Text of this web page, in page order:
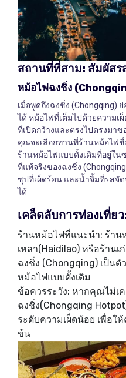
สถานที่ที่สาม: สัมผัสร
หม้อไฟฉงชิ่ง
เมื่อพูดถึงฉงชิ่ง (Chongqing)
ได้ หม้อไฟที่เต็มไปด้วยความ
ที่เปิดกว้างและตรงไปตรงมาข
คุณจะเลือกทานที่ร้านหม้อไฟชื่
ร้านหม้อไฟแบบดั้งเดิมที่อยู่ใ
ที่แท้จริงของฉงชิ่ง
ซุปที่เผ็ดร้อน และน้ำจิ้มที่รสจั
ได้
เคล็ดลับการท่องเที่ยว
ร้านหม้อไฟที่แนะนำ: ร้าน
เหลา(Haidilao) หรือร้านเ
ฉงชิ่ง (Chongqing) เป็น
หม้อไฟแบบดั้งเดิม
ข้อควรระวัง: หากคุณไม่เ
ฉงชิ่ง(Chongqing
ระดับความเผ็ดน้อย เพื่อใ
ข้น